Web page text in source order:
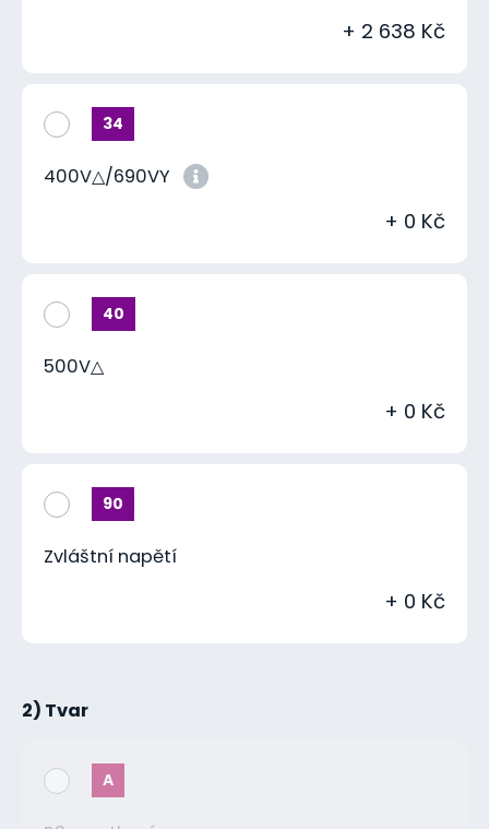
+ 2 638 Kč
34
400V△/690VY
+ 0 Kč
40
500V△
+ 0 Kč
90
Zvláštní napětí
+ 0 Kč
2) Tvar
A